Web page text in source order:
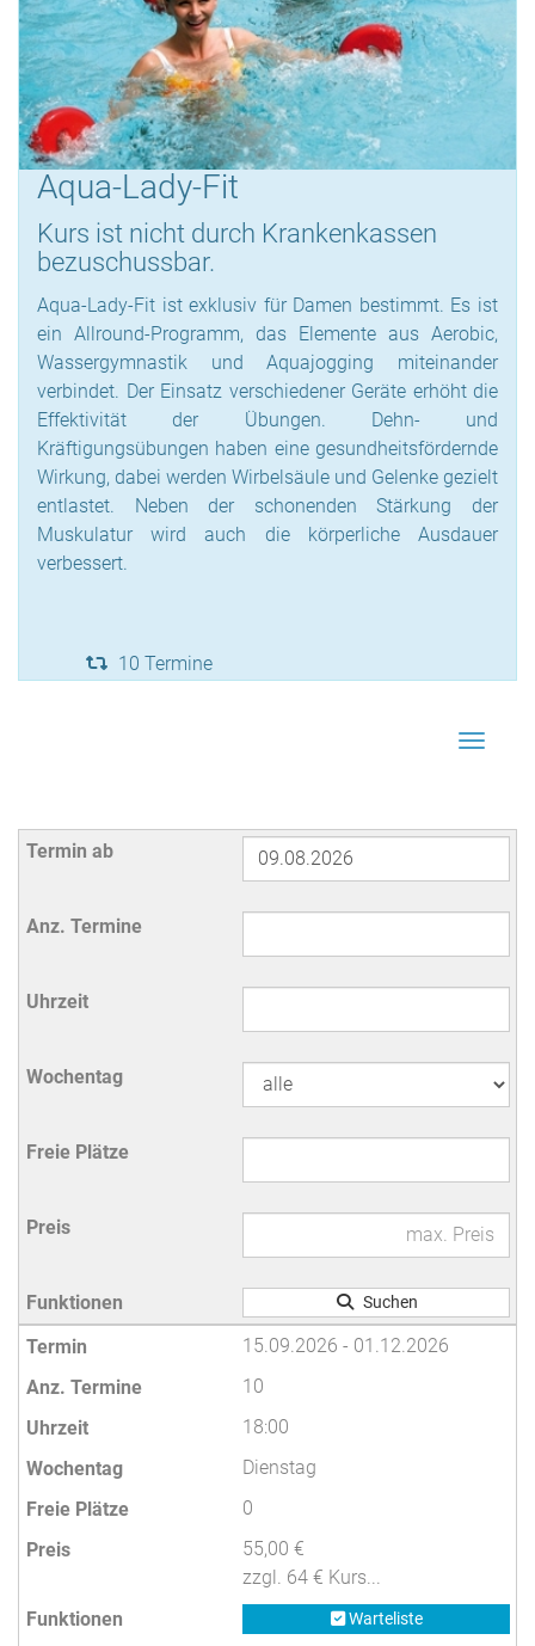
Aqua-Lady-Fit
Kurs ist nicht durch Krankenkassen
bezuschussbar.
Aqua-Lady-Fit ist exklusiv für Damen bestimmt. Es ist
ein Allround-Programm, das Elemente aus Aerobic,
Wassergymnastik und Aquajogging miteinander
verbindet. Der Einsatz verschiedener Geräte erhöht die
Effektivität der Übungen. Dehn- und
Kräftigungsübungen haben eine gesundheitsfördernde
Wirkung, dabei werden Wirbelsäule und Gelenke gezielt
entlastet. Neben der schonenden Stärkung der
Muskulatur wird auch die körperliche Ausdauer
verbessert.
10 Termine
Suchen
15.09.2026 - 01.12.2026
10
18:00
Dienstag
0
55,00 €
zzgl. 64 € Kurs...
Warteliste